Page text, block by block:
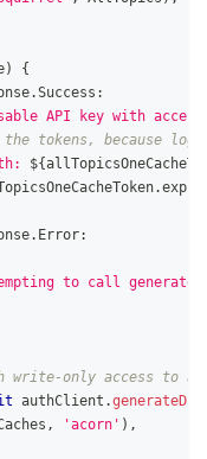
)
{
.Success :
API key with
tokens, because
${
.
. Error:
to call
write-only access to
authClient .
, 'acorn' ) ,